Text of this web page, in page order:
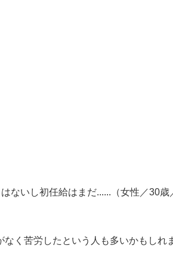
ないし初任給はまだ......（女性／30歳
く苦労したという人も多いかもしれ